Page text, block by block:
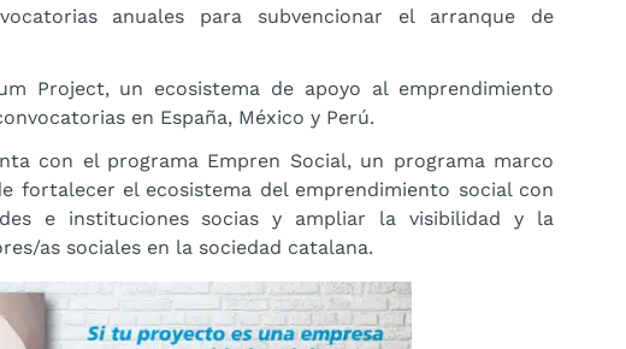
anuales para subvencionar el arranque de
Project, un ecosistema de apoyo al emprendimiento
en España, México y Perú.
con el programa Empren Social, un programa marco
fortalecer el ecosistema del emprendimiento social con
e instituciones socias y ampliar la visibilidad y la
as sociales en la sociedad catalana.